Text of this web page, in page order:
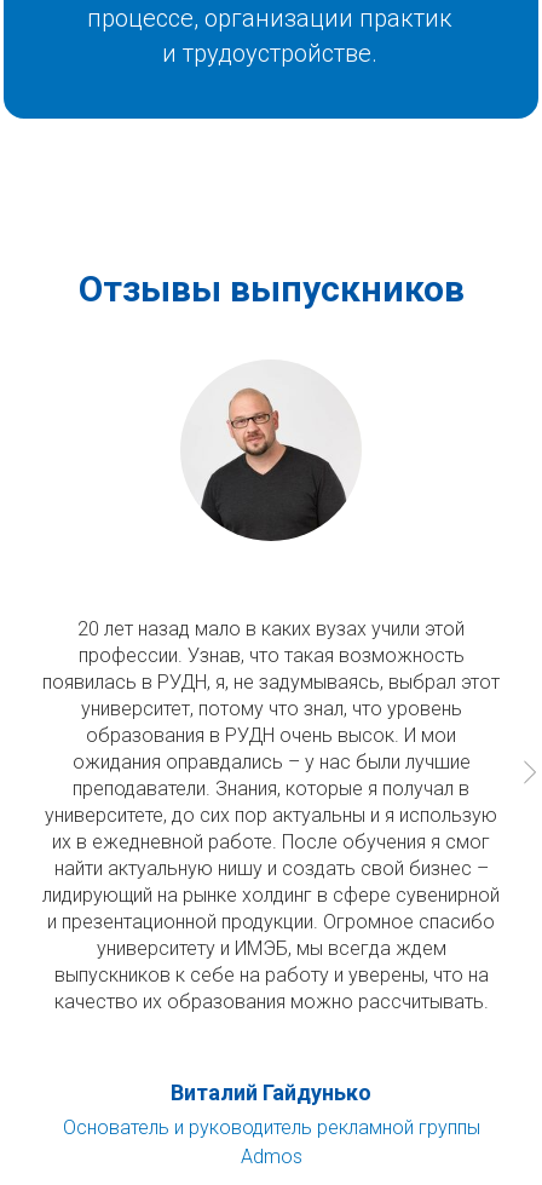
процессе, организации практик
и трудоустройстве.
Отзывы выпускников
20 лет назад мало в каких вузах учили этой
профессии. Узнав, что такая возможность
появилась в РУДН, я, не задумываясь, выбрал этот
университет, потому что знал, что уровень
образования в РУДН очень высок. И мои
ожидания оправдались – у нас были лучшие
преподаватели. Знания, которые я получал в
университете, до сих пор актуальны и я использую
их в ежедневной работе. После обучения я смог
найти актуальную нишу и создать свой бизнес –
лидирующий на рынке холдинг в сфере сувенирной
и презентационной продукции. Огромное спасибо
университету и ИМЭБ, мы всегда ждем
выпускников к себе на работу и уверены, что на
качество их образования можно рассчитывать.
Виталий Гайдунько
Основатель и руководитель рекламной группы
Admos
Магистратура